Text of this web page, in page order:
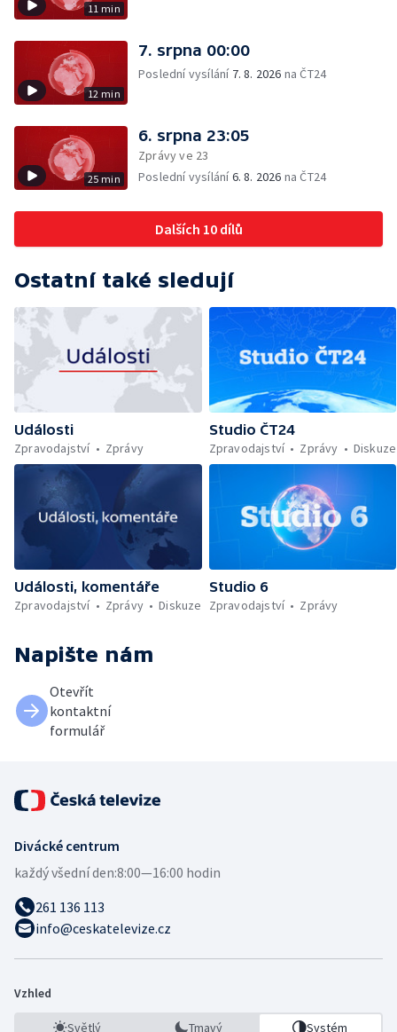
11 min
12 min
7. srpna 00:00
Poslední vysílání 7. 8. 2026 na ČT24
25 min
6. srpna 23:05
Zprávy ve 23
Poslední vysílání6. 8. 2026 na ČT24
Dalších 10 dílů
Ostatní také sledují
Události
Zpravodajství
Zprávy
Studio ČT24
Zpravodajství
Zprávy Diskuze
Události, komentáře
Zpravodajství
Zprávy Diskuze
Studio 6
Zpravodajství
Zprávy
Napište nám
Otevřít
kontaktní
formulář
Divácké centrum
každý všední den:8:00—16:00 hodin
261 136 113
info@ceskatelevize.cz
Vzhled
Světlý Tmavý Systém